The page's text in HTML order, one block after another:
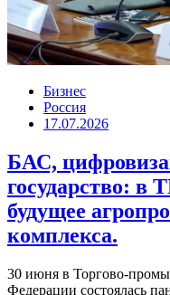
Бизнес
Россия
17.07.2026
БАС,
государство: в
будущее
комплекса.
30 июня в Торгово-
Федерации состоялась